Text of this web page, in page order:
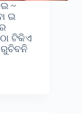
~
ଇ
ଟିକିଏ
ରୁଚିବନି